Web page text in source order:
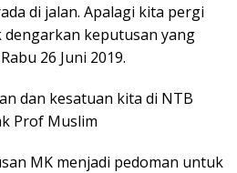
di jalan. Apalagi kita pergi
dengarkan keputusan yang
26 Juni 2019.
dan kesatuan kita di NTB
Prof Muslim
MK menjadi pedoman untuk